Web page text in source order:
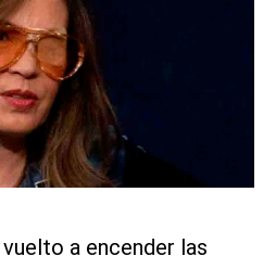
a encender las